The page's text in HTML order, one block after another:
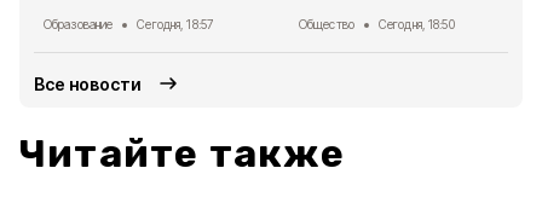
Образование Сегодня, 18:57 Общество Сегодня, 18:50
Все новости
Читайте также